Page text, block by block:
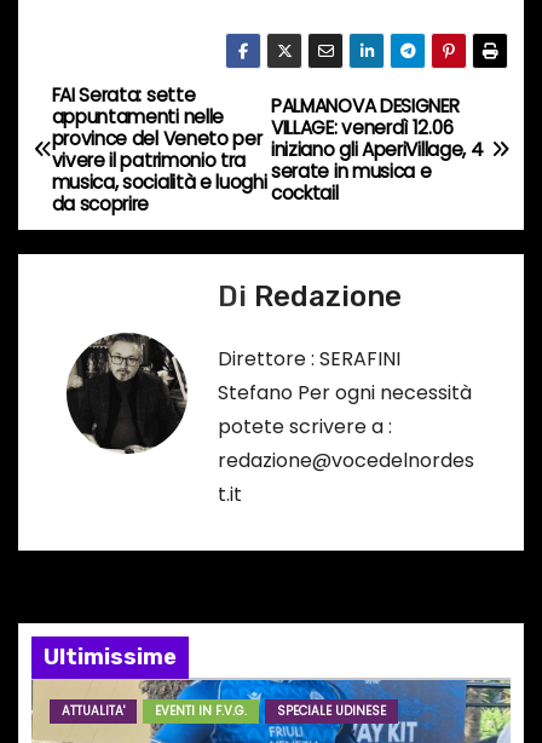
c
o
r
s
o
…
N
a
v
i
n
e
a
r
PALMANOVA DESIGNER
VILLAGE: venerdì 12.06
iniziano gli AperiVillage, 4
serate in musica e
cocktail
FAI Serata: sette
appuntamenti nelle
province del Veneto per
vivere il patrimonio tra
musica, socialità e luoghi
da scoprire
Di Redazione
Direttore : SERAFINI
Stefano Per ogni necessità
potete scrivere a :
redazione@vocedelnordes
t.it
Ultimissime
ATTUALITA' EVENTI IN F.V.G. SPECIALE UDINESE